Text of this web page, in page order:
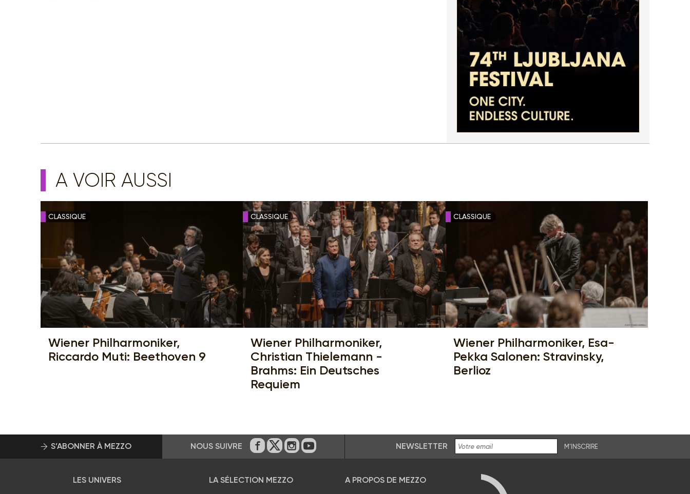
A VOIR AUSSI
CLASSIQUE
Wiener Philharmoniker,
Riccardo Muti: Beethoven 9
CLASSIQUE
Wiener Philharmoniker,
Christian Thielemann -
Brahms: Ein Deutsches
Requiem
CLASSIQUE
Wiener Philharmoniker, Esa-
Pekka Salonen: Stravinsky,
Berlioz
S’ABONNER À MEZZO NOUS SUIVRE Sur Facebook
Sur Twitter
Sur Instagram
Sur Youtube NEWSLETTER M'INSCRIRE
LES UNIVERS
LA SÉLECTION MEZZO
A PROPOS DE MEZZO